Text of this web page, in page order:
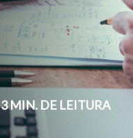
3MIN. DE LEITURA